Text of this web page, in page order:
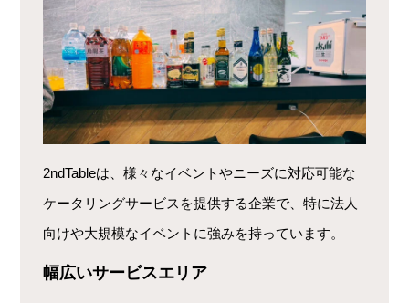
2ndTableは、様々なイベントやニーズに対応可能な
ケータリングサービスを提供する企業で、特に法人
向けや大規模なイベントに強みを持っています。
幅広いサービスエリア